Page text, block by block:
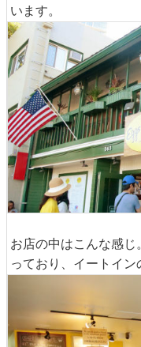
います。
お店の中はこんな感
っており、イートイン